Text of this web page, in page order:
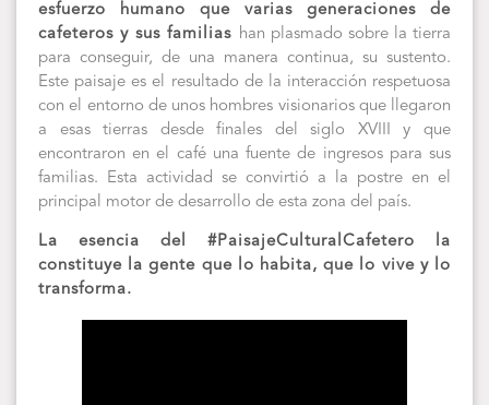
esfuerzo humano que varias generaciones de
cafeteros y sus familias han plasmado sobre la tierra
para conseguir, de una manera continua, su sustento.
Este paisaje es el resultado de la interacción respetuosa
con el entorno de unos hombres visionarios que llegaron
a esas tierras desde finales del siglo XVIII y que
encontraron en el café una fuente de ingresos para sus
familias. Esta actividad se convirtió a la postre en el
principal motor de desarrollo de esta zona del país.
La esencia del #PaisajeCulturalCafetero la
constituye la gente que lo habita, que lo vive y lo
transforma.